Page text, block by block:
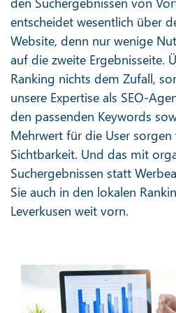
entscheidet wesentlich über
Website, denn nur wenige
auf die zweite Ergebnisseite.
Ranking nichts dem Zufall,
unsere Expertise als SEO-
den passenden Keywords
Mehrwert für die User
Sichtbarkeit. Und das mit
Suchergebnissen statt
Sie auch in den lokalen
Leverkusen weit vorn.